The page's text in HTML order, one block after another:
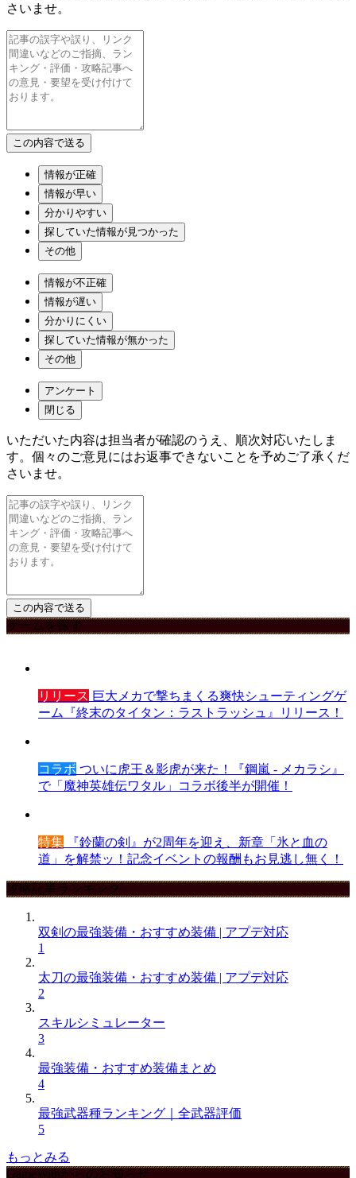
さいませ。
情報が正確
情報が早い
分かりやすい
探していた情報が見つかった
その他
情報が不正確
情報が遅い
分かりにくい
探していた情報が無かった
その他
アンケート
閉じる
いただいた内容は担当者が確認のうえ、順次対応いたしま
す。個々のご意見にはお返事できないことを予めご了承くだ
さいませ。
ゲームを探す
リリース 巨大メカで撃ちまくる爽快シューティングゲ
ーム『終末のタイタン：ラストラッシュ』リリース！
コラボ ついに虎王＆影虎が来た！『鋼嵐 - メカラシ』
で「魔神英雄伝ワタル」コラボ後半が開催！
特集 『鈴蘭の剣』が2周年を迎え、新章「氷と血の
道」を解禁ッ！記念イベントの報酬もお見逃し無く！
攻略記事ランキング
双剣の最強装備・おすすめ装備 | アプデ対応
1
太刀の最強装備・おすすめ装備 | アプデ対応
2
スキルシミュレーター
3
最強装備・おすすめ装備まとめ
4
最強武器種ランキング｜全武器評価
5
もっとみる
GameWithからのお知らせ